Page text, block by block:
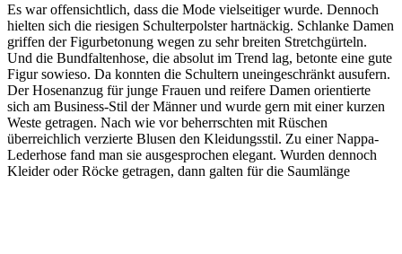
Es war offensichtlich, dass die Mode vielseitiger wurde. Dennoch
hielten sich die riesigen Schulterpolster hartnäckig. Schlanke Damen
griffen der Figurbetonung wegen zu sehr breiten Stretchgürteln.
Und die Bundfaltenhose, die absolut im Trend lag, betonte eine gute
Figur sowieso. Da konnten die Schultern uneingeschränkt ausufern.
Der Hosenanzug für junge Frauen und reifere Damen orientierte
sich am Business-Stil der Männer und wurde gern mit einer kurzen
Weste getragen. Nach wie vor beherrschten mit Rüschen
überreichlich verzierte Blusen den Kleidungsstil. Zu einer Nappa-
Lederhose fand man sie ausgesprochen elegant. Wurden dennoch
Kleider oder Röcke getragen, dann galten für die Saumlänge